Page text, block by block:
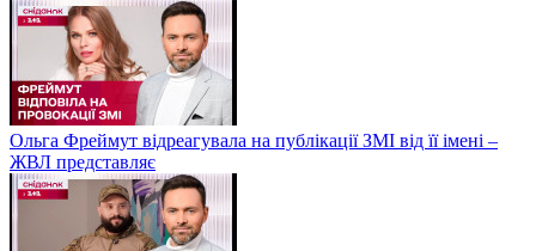
Ольга Фреймут відреагувала на публікації ЗМІ від її імені –
ЖВЛ представляє